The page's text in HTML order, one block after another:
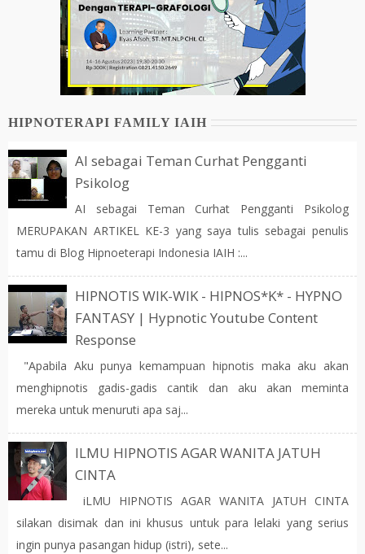
HIPNOTERAPI FAMILY IAIH
AI sebagai Teman Curhat Pengganti
Psikolog
AI sebagai Teman Curhat Pengganti Psikolog
MERUPAKAN ARTIKEL KE-3 yang saya tulis sebagai penulis
tamu di Blog Hipnoeterapi Indonesia IAIH :...
HIPNOTIS WIK-WIK - HIPNOS*K* - HYPNO
FANTASY | Hypnotic Youtube Content
Response
"Apabila Aku punya kemampuan hipnotis maka aku akan
menghipnotis gadis-gadis cantik dan aku akan meminta
mereka untuk menuruti apa saj...
ILMU HIPNOTIS AGAR WANITA JATUH
CINTA
iLMU HIPNOTIS AGAR WANITA JATUH CINTA
silakan disimak dan ini khusus untuk para lelaki yang serius
ingin punya pasangan hidup (istri), sete...